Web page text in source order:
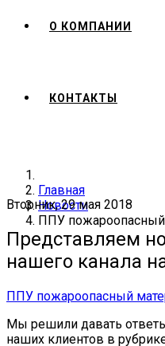
О КОМПАНИИ
КОНТАКТЫ
Главная
Новости
ППУ пожароопасный
Вторник, 29 мая 2018
Представляем
нашего канала
ППУ пожароопасный
Мы решили давать
наших клиентов в